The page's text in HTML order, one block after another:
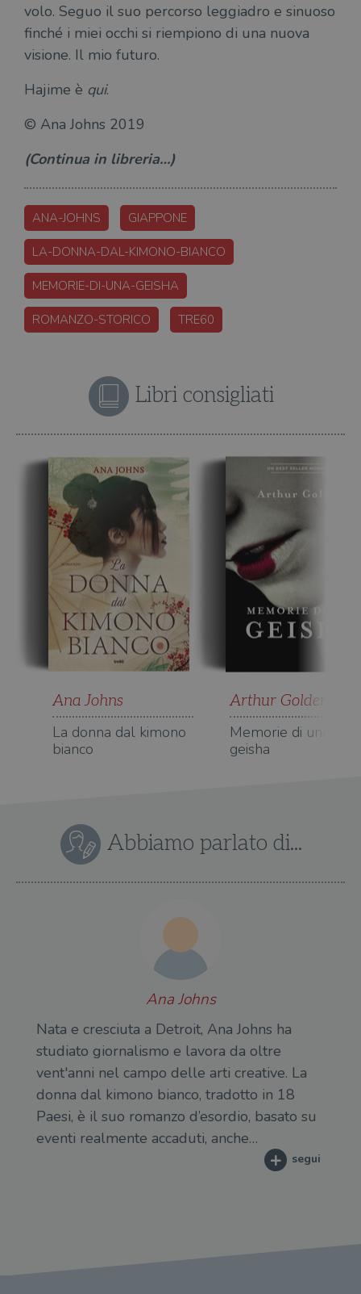
volo. Seguo il suo percorso leggiadro e sinuoso
finché i miei occhi si riempiono di una nuova
visione. Il mio futuro.
Hajime è qui.
© Ana Johns 2019
(Continua in libreria…)
ANA-JOHNS GIAPPONE
LA-DONNA-DAL-KIMONO-BIANCO
MEMORIE-DI-UNA-GEISHA
ROMANZO-STORICO TRE60
Libri consigliati
Ana Johns
La donna dal kimono
bianco
Arthur Golden
Memorie di una
geisha
Abbiamo parlato di...
Ana Johns
Nata e cresciuta a Detroit, Ana Johns ha
studiato giornalismo e lavora da oltre
vent'anni nel campo delle arti creative. La
donna dal kimono bianco, tradotto in 18
Paesi, è il suo romanzo d’esordio, basato su
eventi realmente accaduti, anche…
segui